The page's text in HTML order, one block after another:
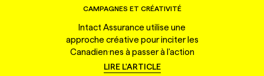
CAMPAGNES ET CRÉATIVITÉ
Intact Assurance utilise une
approche créative pour inciter les
Canadien·nes à passer à l'action
LIRE L'ARTICLE